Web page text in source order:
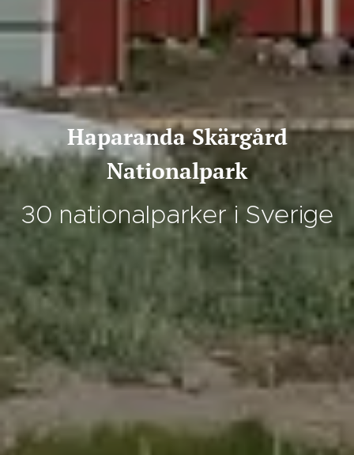
Haparanda Skärgård
Nationalpark
30 nationalparker i Sverige